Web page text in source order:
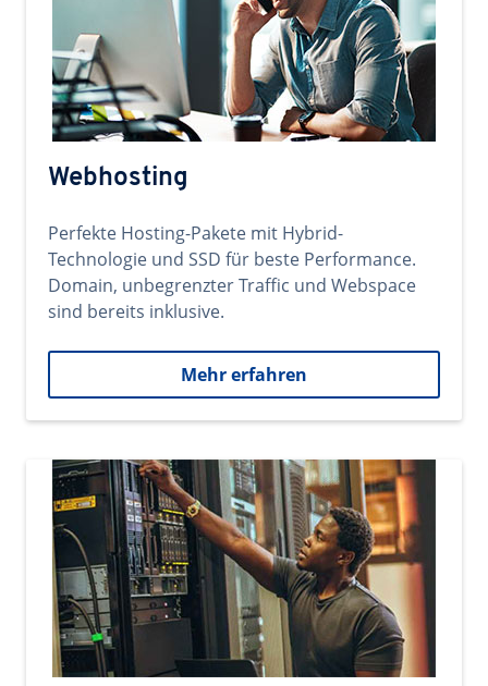
Webhosting
Perfekte Hosting-Pakete mit Hybrid-
Technologie und SSD für beste Performance.
Domain, unbegrenzter Traffic und Webspace
sind bereits inklusive.
Mehr erfahren